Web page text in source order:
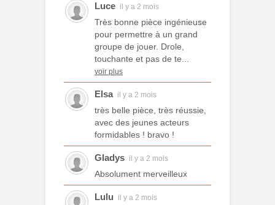
Luce il y a 2 mois
Très bonne pièce ingénieuse
pour permettre à un grand
groupe de jouer. Drole,
touchante et pas de te...
voir plus
Elsa il y a 2 mois
très belle pièce, très réussie,
avec des jeunes acteurs
formidables ! bravo !
Gladys il y a 2 mois
Absolument merveilleux
Lulu il y a 2 mois